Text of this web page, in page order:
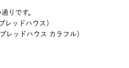
りです。
レッドハウス）
レッドハウス カラフル）